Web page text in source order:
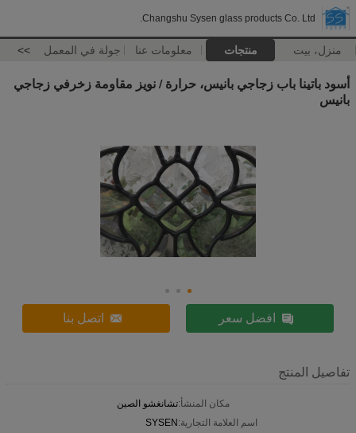
Changshu Sysen glass products Co. Ltd.
منزل، بيت منتجات معلومات عنا جولة في المعمل >>
أسود باتينا باب زجاجي بانيس، حرارة / نويز مقاومة زخرفي زجاجي
بانيس
افضل سعر اتصل بنا
تفاصيل المنتج
مكان المنشأ:تشانغشو الصين
اسم العلامة التجارية:SYSEN